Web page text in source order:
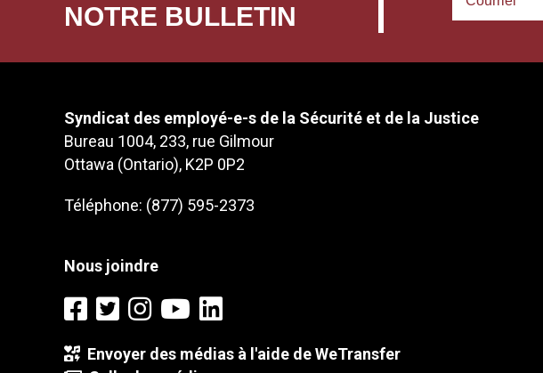
NOTRE BULLETIN
Syndicat des employé-e-s de la Sécurité et de la Justice
Bureau 1004, 233, rue Gilmour
Ottawa (Ontario), K2P 0P2
Téléphone: (877) 595-2373
Nous joindre
Envoyer des médias à l'aide de WeTransfer